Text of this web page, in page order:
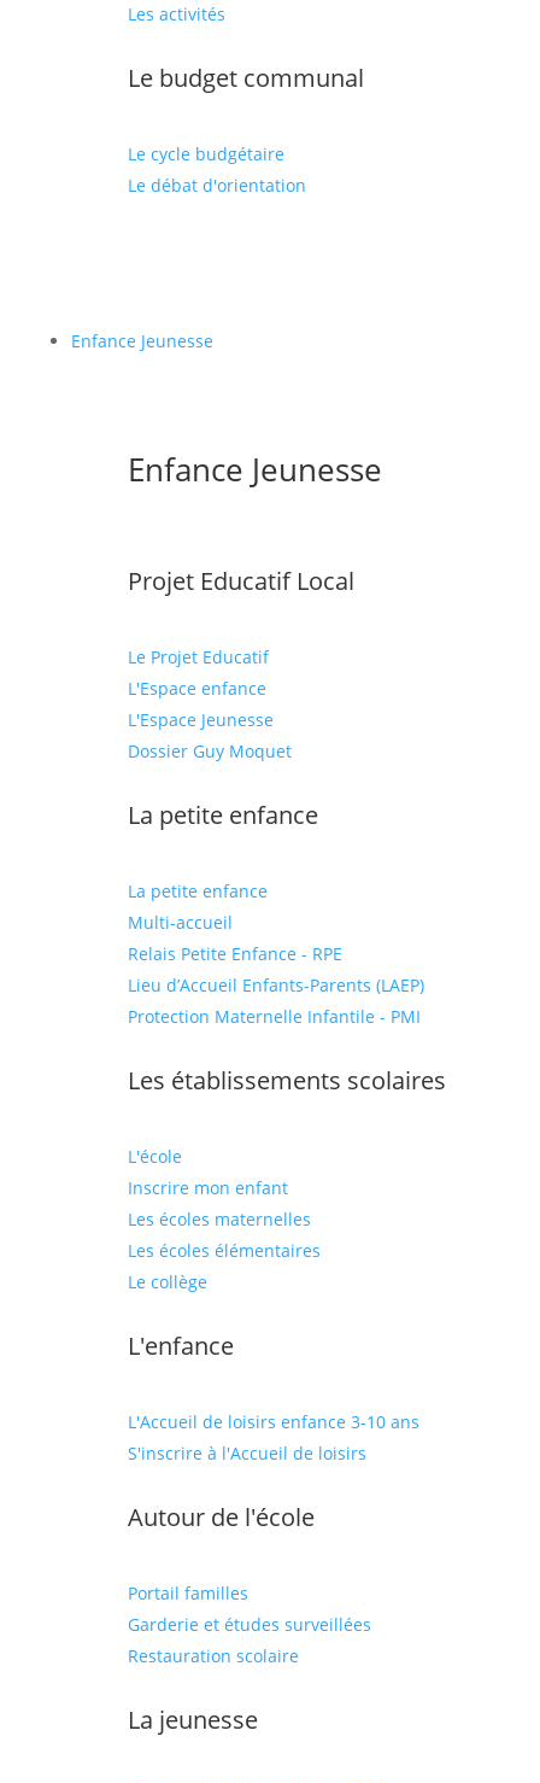
Les activités
Le budget communal
Le cycle budgétaire
Le débat d'orientation
Enfance Jeunesse
Enfance Jeunesse
Projet Educatif Local
Le Projet Educatif
L'Espace enfance
L'Espace Jeunesse
Dossier Guy Moquet
La petite enfance
La petite enfance
Multi-accueil
Relais Petite Enfance - RPE
Lieu d’Accueil Enfants-Parents (LAEP)
Protection Maternelle Infantile - PMI
Les établissements scolaires
L'école
Inscrire mon enfant
Les écoles maternelles
Les écoles élémentaires
Le collège
L'enfance
L'Accueil de loisirs enfance 3-10 ans
S'inscrire à l'Accueil de loisirs
Autour de l'école
Portail familles
Garderie et études surveillées
Restauration scolaire
La jeunesse